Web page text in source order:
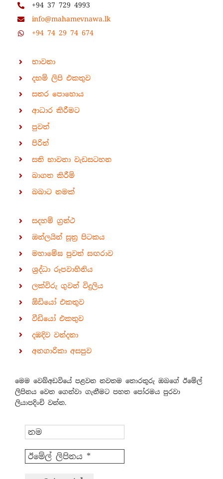
+94 37 729 4993
info@mahamevnawa.lk
+94 74 29 74 674
භාවනා
දහම් ලිපි එකතුව
සතර පොහොය
ආධාර කිරීමට
පුවත්
පිරිත්
සති භාවනා වැඩසටහන
බාගත කිරීම්
බබාට නමක්
සදහම් ග්‍රන්ථ
ඔන්ලයින් සූත්‍ර පිටකය
මහාමේඝ පුවත් සඟරාව
ශ්‍රද්ධා රූපවාහිනිය
ලක්විරු ගුවන් විදුලිය
ඕඩියෝ එකතුව
වීඩියෝ එකතුව
දඹදිව වන්දනා
අනගාරිකා අසපුව
මෙම වෙබ්අඩවියේ පළවන නවතම තොරතුරු ඔබගේ ඊමේල්
ලිපිනය වෙත ගෙන්වා ගැනීමට පහත පෝරමය පුරවා
ලියාපදිංචි වන්න.